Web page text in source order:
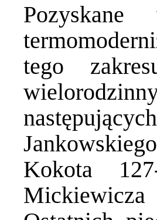
tego
Kokota